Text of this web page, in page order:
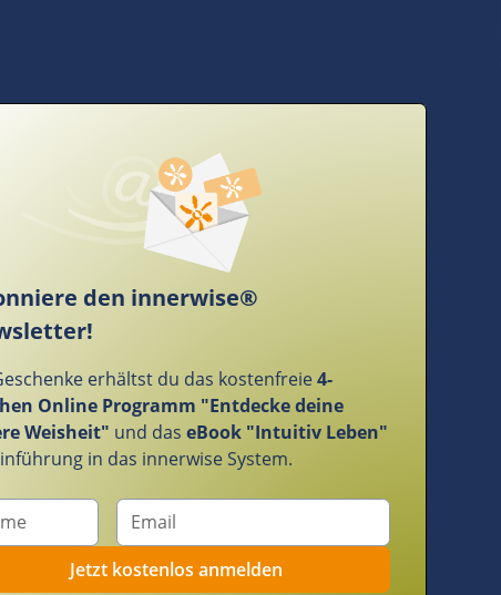
den innerwise®
erhältst du das kostenfreie4-
Online Programm "Entdecke deine
Weisheit" und das eBook "Intuitiv Leben"
in das innerwise System.